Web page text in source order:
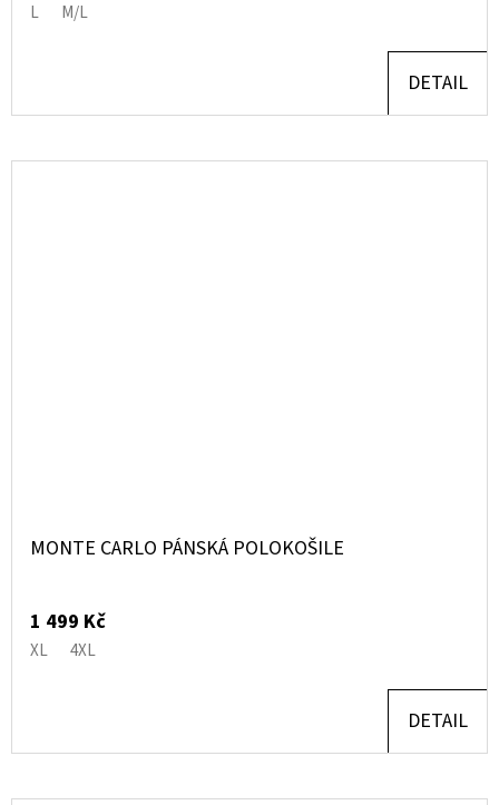
L M/L
DETAIL
MONTE CARLO PÁNSKÁ POLOKOŠILE
1 499 Kč
XL 4XL
DETAIL